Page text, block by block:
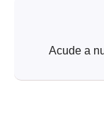
Acude a